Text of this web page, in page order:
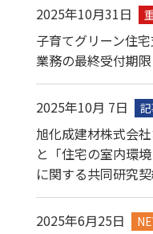
2025年10月31日
子育てグリーン住
業務の最終受付期
2025年10月 7日
旭化成建材株式会
と「住宅の室内環
に関する共同研究
2025年6月25日